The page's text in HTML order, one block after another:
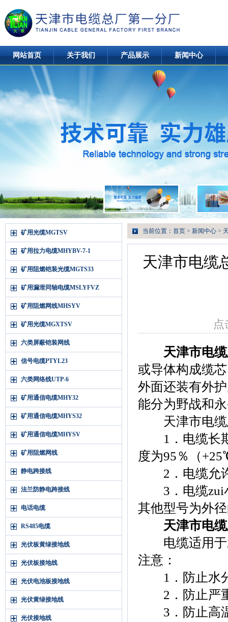
网站首页 关于我们 产品展示 新闻中心
矿用光缆MGTSV
矿用拉力电缆MHYBV-7-1
矿用阻燃铠装光缆MGTS33
矿用漏泄同轴电缆MSLYFVZ
矿用阻燃网线MHSYV
矿用光缆MGXTSV
六类屏蔽铠装网线
信号电缆PTYL23
六类网络线UTP-6
矿用通信电缆MHY32
矿用通信电缆MHYS32
矿用通信电缆MHYSV
矿用阻燃网线
静电跨接线
法兰防静电跨接线
电话电缆
RS485电缆
光伏板黄绿接地线
光伏板接地线
光伏电池板接地线
光伏黄绿接地线
光伏接地线
当前位置： 首页 > 新闻中心 >
天津市电缆
点
天津市电
或导体构成缆
外面还装有外
能分为野战和
天津市电缆
1．电缆长期
度为95％（
2．电缆允许
3．电缆zui小
其他型号为外
天津市电
电缆适用于
注意：
1．防止水
2．防止严重
3．防止高温